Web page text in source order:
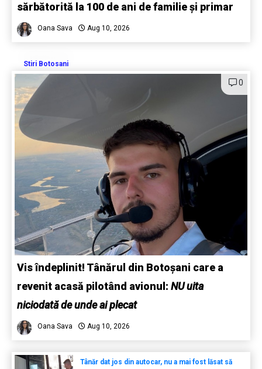
sărbătorită la 100 de ani de familie și primar
Oana Sava Aug 10, 2026
Stiri Botosani
0
Vis îndeplinit! Tânărul din Botoșani care a
revenit acasă pilotând avionul: NU uita
niciodată de unde ai plecat
Oana Sava Aug 10, 2026
Tânăr dat jos din autocar, nu a mai fost lăsat să